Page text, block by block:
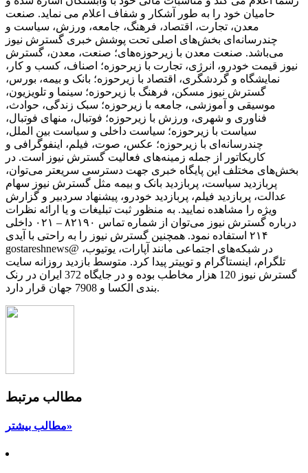
حامیان خود را به ‌طور آشکار و شفاف اعلام می نماید. صنعت
معدن، تجارت، اقتصاد، فرهنگ، جامعه، ورزش، سیاست و
چندرسانه‌ای بخش‌های اصلی تحت پوشش خبری گسترش نیوز
می‌باشد. صنعت معدن با زیرحوزه‌های؛ صنعت، معدن، گسترش
نیوز قیمت خودرو، انرژی، تجارت با زیرحوزه؛ اصناف، کسب و کار،
نمایشگاه و گردشگری، اقتصاد با زیرحوزه؛ بانک و بیمه، بورس،
گسترش نیوز مسکن، فرهنگ با زیرحوزه؛ سینما و تلویزیون،
موسیقی و آموزشی، جامعه با زیرحوزه؛ سبک زندگی، حوادث،
فناوری و شهری، ورزش با زیرحوزه؛ فوتبال، منهای فوتبال،
سیاست با زیرحوزه؛ سیاست داخلی و سیاست بین الملل،
چندرسانه‌ای با زیرحوزه؛ عکس، صوت، فیلم، اینفوگرافی و
کاریکاتور از جمله زمینه‌های فعالیت گسترش نیوز است. در
بخش‌های مختلف این پایگاه خبری جهت دسترسی سریعتر می‌توان،
پربازدید سیاست، پربازدید بانک و بیمه مثل گسترش نیوز سهام
عدالت، پربازدید فیلم، پربازدید خودرو، پیشنهاد سردبیر و گزارش
ویژه را مشاهده نمایید. به منظور ثبت تبلیغات و یا ارائه نظرات
درباره گسترش نیوز می‌توان از شماره تماس ۸۲۱۹۰ – ۰۲۱ داخلی
۲۱۴ استفاده نمود. همچنین گسترش نیوز را به راحتی با آیدی
gostareshnews@ در شبکه‌های اجتماعی مانند آپارات، یوتیوب،
تلگرام، اینستاگرام و توییتر پیدا کرد. متوسط بازدید روزانه سایت
گسترش نیوز 120 هزار مخاطب بوده و در جایگاه 372 ایران در رنک
بندی الکسا و 7908 جهان قرار دارد.
مطالب مرتبط
مطالب بیشتر»